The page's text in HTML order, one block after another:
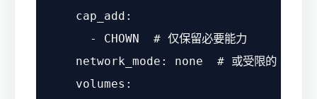
cap_add:
-
CHOWN
# 仅保留必要能力
network_mode:
none
# 或受限的
volumes: